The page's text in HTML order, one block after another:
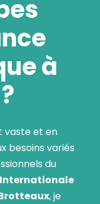
à
?
vaste et en
besoins variés
du
, je